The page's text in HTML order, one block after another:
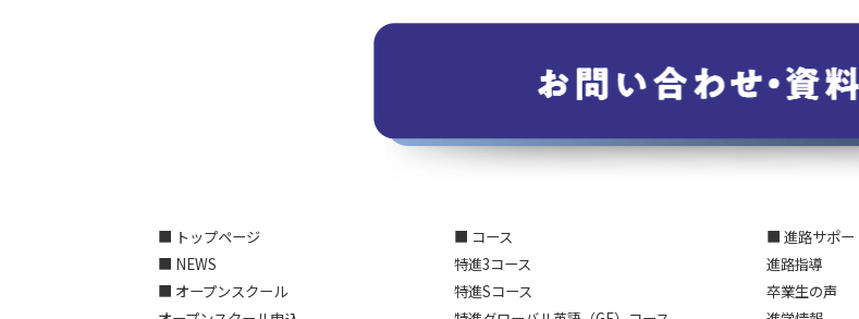
■ トップページ
■ NEWS
■ オープンスクール
■ コース
特進3コース
特進Sコース
■ 進路サポー
進路指導
卒業生の声